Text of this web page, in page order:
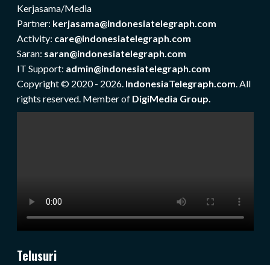
Kerjasama/Media
Partner: kerjasama@indonesiatelegraph.com
Activity: care@indonesiatelegraph.com
Saran: saran@indonesiatelegraph.com
IT Support: admin@indonesiatelegraph.com
Copyright © 2020 - 2026. IndonesiaTelegraph.com. All
rights reserved. Member of DigiMedia Group.
Telusuri